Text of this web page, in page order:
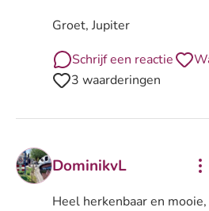
Groet, Jupiter
Schrijf een reactie
3 waarderingen
DominikvL
Heel herkenbaar en